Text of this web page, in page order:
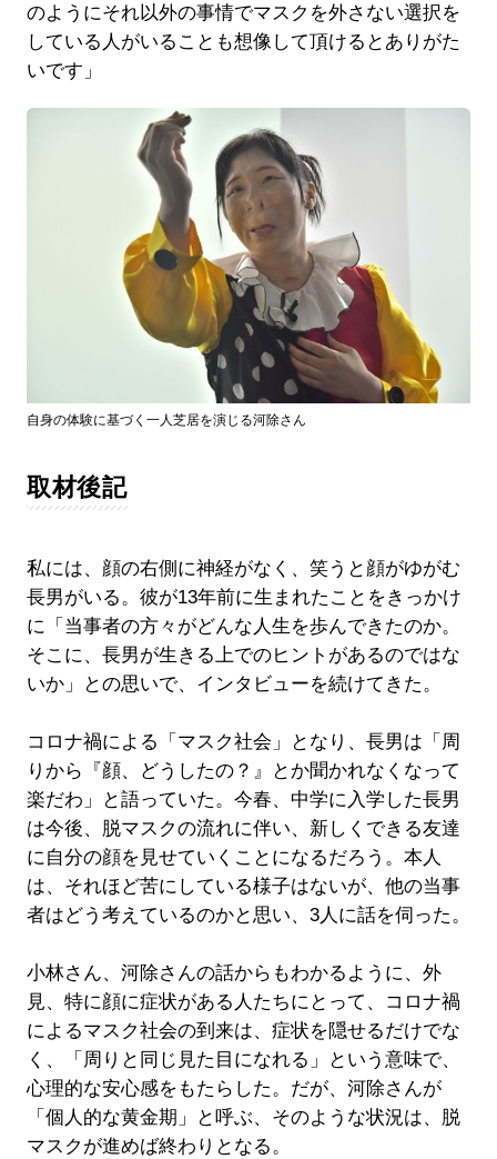
のようにそれ以外の事情でマスクを外さない選択を
している人がいることも想像して頂けるとありがた
いです」
自身の体験に基づく一人芝居を演じる河除さん
取材後記
私には、顔の右側に神経がなく、笑うと顔がゆがむ
長男がいる。彼が13年前に生まれたことをきっかけ
に「当事者の方々がどんな人生を歩んできたのか。
そこに、長男が生きる上でのヒントがあるのではな
いか」との思いで、インタビューを続けてきた。
コロナ禍による「マスク社会」となり、長男は「周
りから『顔、どうしたの？』とか聞かれなくなって
楽だわ」と語っていた。今春、中学に入学した長男
は今後、脱マスクの流れに伴い、新しくできる友達
に自分の顔を見せていくことになるだろう。本人
は、それほど苦にしている様子はないが、他の当事
者はどう考えているのかと思い、3人に話を伺った。
小林さん、河除さんの話からもわかるように、外
見、特に顔に症状がある人たちにとって、コロナ禍
によるマスク社会の到来は、症状を隠せるだけでな
く、「周りと同じ見た目になれる」という意味で、
心理的な安心感をもたらした。だが、河除さんが
「個人的な黄金期」と呼ぶ、そのような状況は、脱
マスクが進めば終わりとなる。